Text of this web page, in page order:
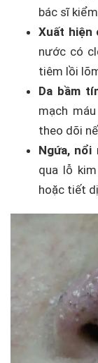
bác sĩ
Xuất hiện
nước có
tiêm lồi
Da bầm
mạch
theo dõi
Ngứa, nổi
qua lỗ
hoặc tiết